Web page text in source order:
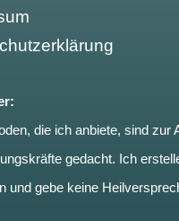
die ich anbiete, sind zur
gedacht. Ich
und gebe keine